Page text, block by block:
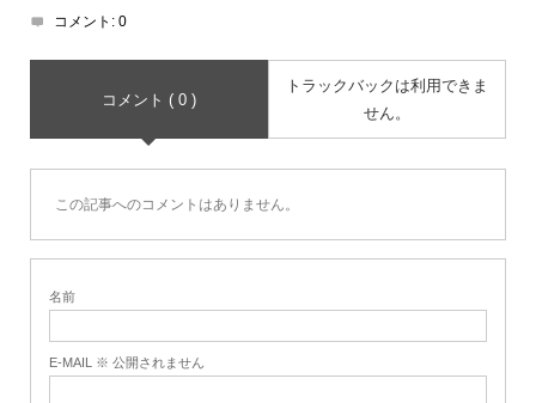
コメント: 0
コメント ( 0 )
トラックバックは利用できま
せん。
この記事へのコメントはありません。
名前
E-MAIL ※ 公開されません